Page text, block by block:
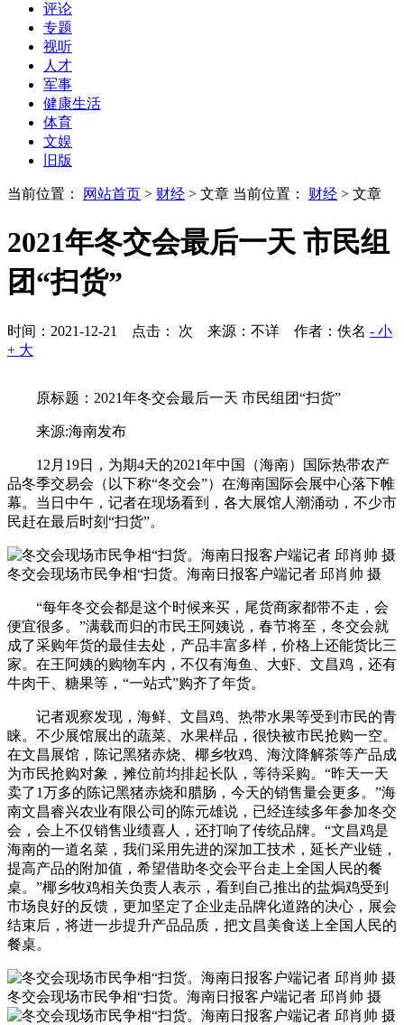
评论
专题
视听
人才
军事
健康生活
体育
文娱
旧版
当前位置： 网站首页 > 财经 > 文章 当前位置： 财经 > 文章
2021年冬交会最后一天 市民组
团“扫货”
时间：2021-12-21 点击： 次 来源：不详 作者：佚名 - 小
+ 大
原标题：2021年冬交会最后一天 市民组团“扫货”
来源:海南发布
12月19日，为期4天的2021年中国（海南）国际热带农产
品冬季交易会（以下称“冬交会”）在海南国际会展中心落下帷
幕。当日中午，记者在现场看到，各大展馆人潮涌动，不少市
民赶在最后时刻“扫货”。
冬交会现场市民争相“扫货。海南日报客户端记者 邱肖帅 摄
“每年冬交会都是这个时候来买，尾货商家都带不走，会
便宜很多。”满载而归的市民王阿姨说，春节将至，冬交会就
成了采购年货的最佳去处，产品丰富多样，价格上还能货比三
家。在王阿姨的购物车内，不仅有海鱼、大虾、文昌鸡，还有
牛肉干、糖果等，“一站式”购齐了年货。
记者观察发现，海鲜、文昌鸡、热带水果等受到市民的青
睐。不少展馆展出的蔬菜、水果样品，很快被市民抢购一空。
在文昌展馆，陈记黑猪赤烧、椰乡牧鸡、海汶降解茶等产品成
为市民抢购对象，摊位前均排起长队，等待采购。“昨天一天
卖了1万多的陈记黑猪赤烧和腊肠，今天的销售量会更多。”海
南文昌睿兴农业有限公司的陈元雄说，已经连续多年参加冬交
会，会上不仅销售业绩喜人，还打响了传统品牌。“文昌鸡是
海南的一道名菜，我们采用先进的深加工技术，延长产业链，
提高产品的附加值，希望借助冬交会平台走上全国人民的餐
桌。”椰乡牧鸡相关负责人表示，看到自己推出的盐焗鸡受到
市场良好的反馈，更加坚定了企业走品牌化道路的决心，展会
结束后，将进一步提升产品品质，把文昌美食送上全国人民的
餐桌。
冬交会现场市民争相“扫货。海南日报客户端记者 邱肖帅 摄